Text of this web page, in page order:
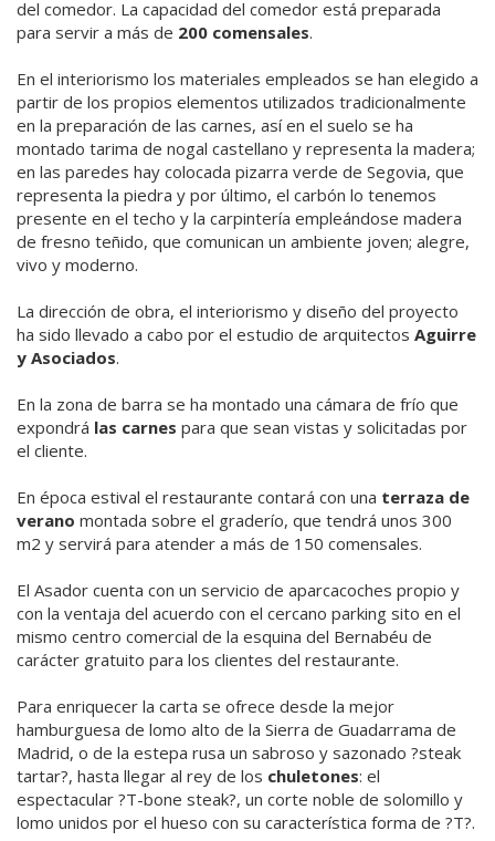
del comedor. La capacidad del comedor está preparada
para servir a más de 200 comensales.
En el interiorismo los materiales empleados se han elegido a
partir de los propios elementos utilizados tradicionalmente
en la preparación de las carnes, así en el suelo se ha
montado tarima de nogal castellano y representa la madera;
en las paredes hay colocada pizarra verde de Segovia, que
representa la piedra y por último, el carbón lo tenemos
presente en el techo y la carpintería empleándose madera
de fresno teñido, que comunican un ambiente joven; alegre,
vivo y moderno.
La dirección de obra, el interiorismo y diseño del proyecto
ha sido llevado a cabo por el estudio de arquitectos Aguirre
y Asociados.
En la zona de barra se ha montado una cámara de frío que
expondrá las carnes para que sean vistas y solicitadas por
el cliente.
En época estival el restaurante contará con una terraza de
verano montada sobre el graderío, que tendrá unos 300
m2 y servirá para atender a más de 150 comensales.
El Asador cuenta con un servicio de aparcacoches propio y
con la ventaja del acuerdo con el cercano parking sito en el
mismo centro comercial de la esquina del Bernabéu de
carácter gratuito para los clientes del restaurante.
Para enriquecer la carta se ofrece desde la mejor
hamburguesa de lomo alto de la Sierra de Guadarrama de
Madrid, o de la estepa rusa un sabroso y sazonado ?steak
tartar?, hasta llegar al rey de los chuletones: el
espectacular ?T-bone steak?, un corte noble de solomillo y
lomo unidos por el hueso con su característica forma de ?T?.